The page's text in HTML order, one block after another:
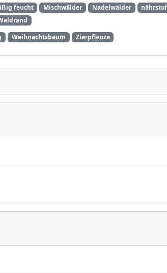
feucht Mischwälder Nadelwälder
Weihnachtsbaum Zierpflanze